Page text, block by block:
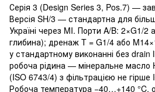
Серія 3 (Design Series 3, Pos.7) —
Версія SH/3 — стандартна для
Україні через MI. Порти A/B: 2×G1/
глибина); дренаж T = G1/4 або
у стандартному виконанні без
робоча рідина — мінеральне масло
(ISO 6743/4) з фільтрацією не гірше
Робоча температура −40…+140 °C,